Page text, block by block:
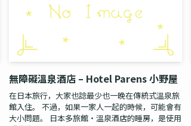
無障礙溫泉酒店 – Hotel Parens 小野屋
在日本旅行，大家也諗最少也一晚在傳統式溫泉旅
館入住。 不過，如果一家人一起的時候，可能會有
大小問題。 日本多旅館・溫泉酒店的睡房，是使用